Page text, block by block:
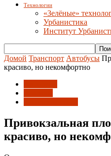
Технологии
«Зелёные»
Урбанистика
Институт
Домой Транспорт Автобусы
красиво, но некомфортно
Привокзальная
красиво, но